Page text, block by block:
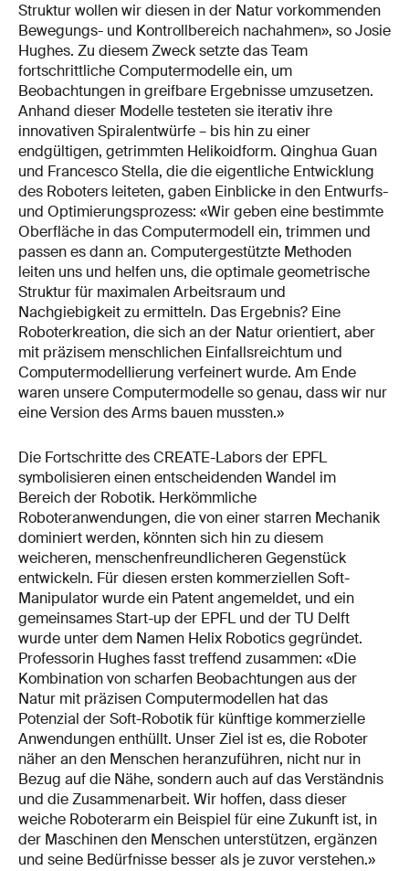
Struktur wollen wir diesen in der Natur vorkommenden
Bewegungs- und Kontrollbereich nachahmen», so Josie
Hughes. Zu diesem Zweck setzte das Team
fortschrittliche Computermodelle ein, um
Beobachtungen in greifbare Ergebnisse umzusetzen.
Anhand dieser Modelle testeten sie iterativ ihre
innovativen Spiralentwürfe – bis hin zu einer
endgültigen, getrimmten Helikoidform. Qinghua Guan
und Francesco Stella, die die eigentliche Entwicklung
des Roboters leiteten, gaben Einblicke in den Entwurfs-
und Optimierungsprozess: «Wir geben eine bestimmte
Oberfläche in das Computermodell ein, trimmen und
passen es dann an. Computergestützte Methoden
leiten uns und helfen uns, die optimale geometrische
Struktur für maximalen Arbeitsraum und
Nachgiebigkeit zu ermitteln. Das Ergebnis? Eine
Roboterkreation, die sich an der Natur orientiert, aber
mit präzisem menschlichen Einfallsreichtum und
Computermodellierung verfeinert wurde. Am Ende
waren unsere Computermodelle so genau, dass wir nur
eine Version des Arms bauen mussten.»
Die Fortschritte des CREATE-Labors der EPFL
symbolisieren einen entscheidenden Wandel im
Bereich der Robotik. Herkömmliche
Roboteranwendungen, die von einer starren Mechanik
dominiert werden, könnten sich hin zu diesem
weicheren, menschenfreundlicheren Gegenstück
entwickeln. Für diesen ersten kommerziellen Soft-
Manipulator wurde ein Patent angemeldet, und ein
gemeinsames Start-up der EPFL und der TU Delft
wurde unter dem Namen Helix Robotics gegründet.
Professorin Hughes fasst treffend zusammen: «Die
Kombination von scharfen Beobachtungen aus der
Natur mit präzisen Computermodellen hat das
Potenzial der Soft-Robotik für künftige kommerzielle
Anwendungen enthüllt. Unser Ziel ist es, die Roboter
näher an den Menschen heranzuführen, nicht nur in
Bezug auf die Nähe, sondern auch auf das Verständnis
und die Zusammenarbeit. Wir hoffen, dass dieser
weiche Roboterarm ein Beispiel für eine Zukunft ist, in
der Maschinen den Menschen unterstützen, ergänzen
und seine Bedürfnisse besser als je zuvor verstehen.»